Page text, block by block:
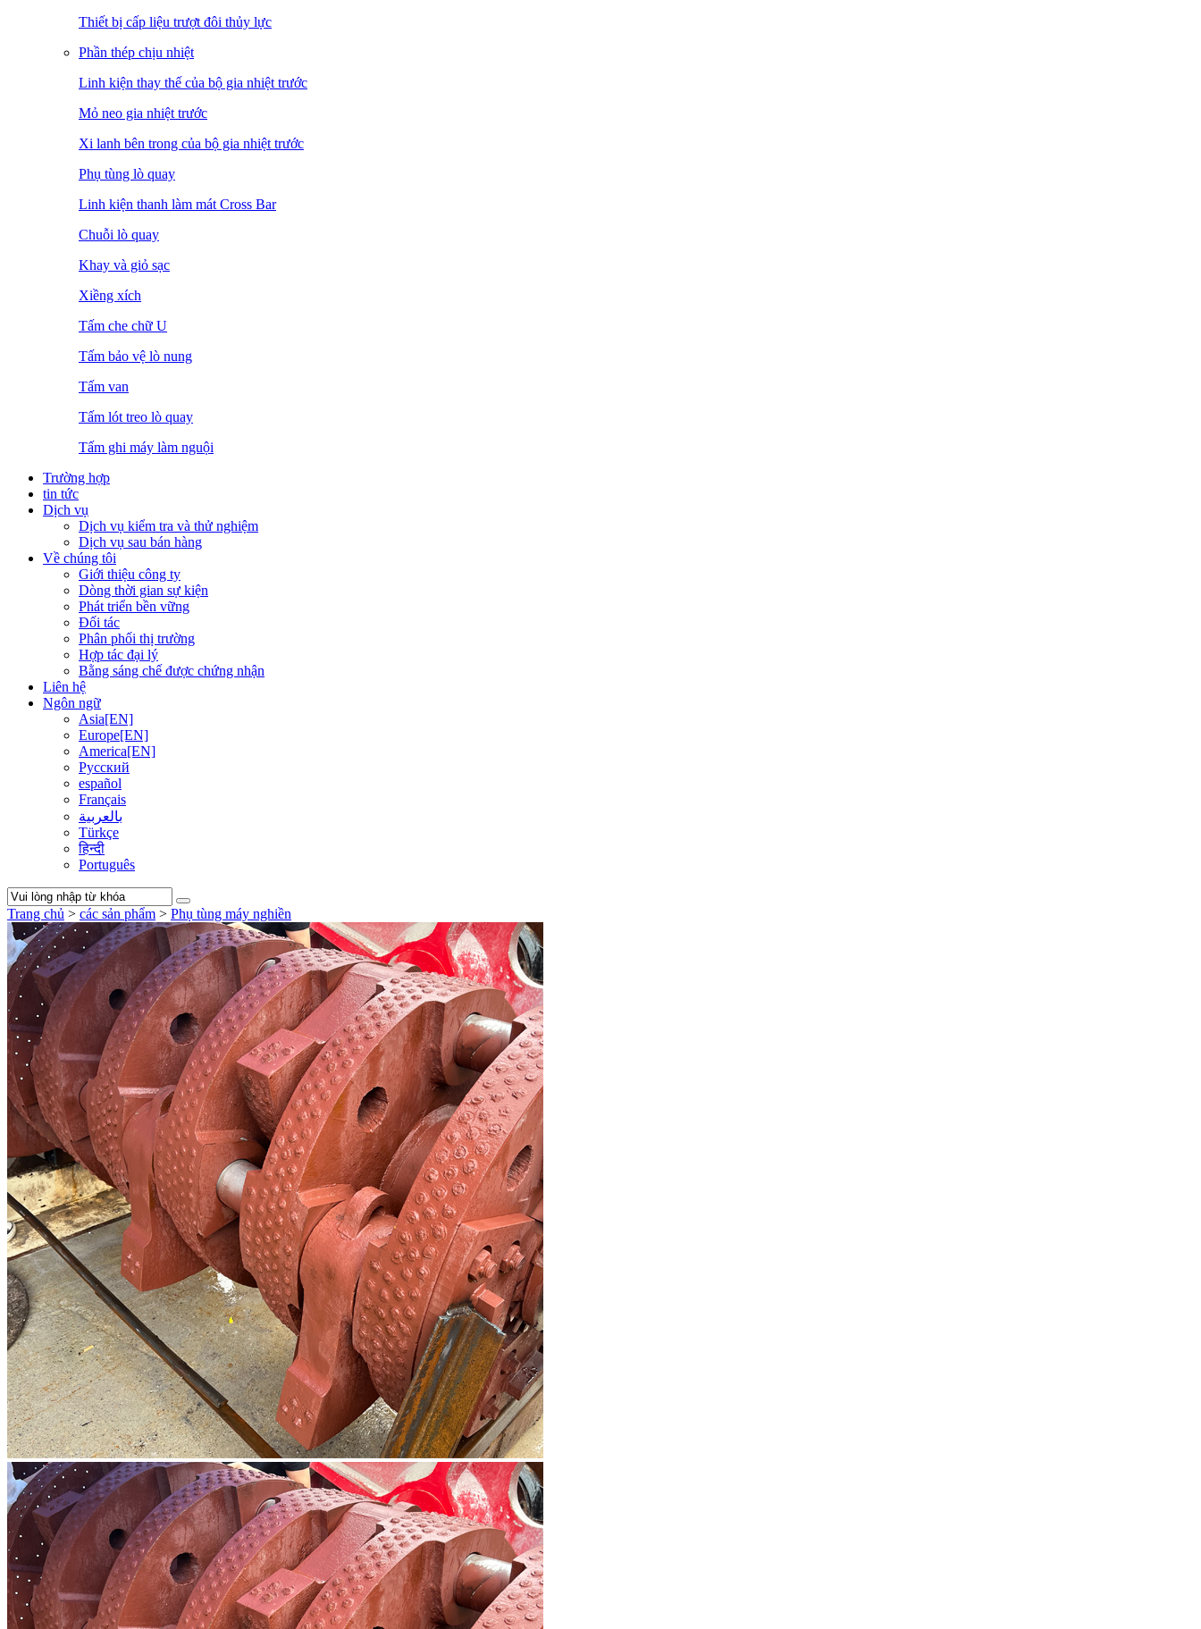
Thiết bị cấp liệu trượt đôi thủy lực
Phần thép chịu nhiệt
Linh kiện thay thế của bộ gia nhiệt trước
Mỏ neo gia nhiệt trước
Xi lanh bên trong của bộ gia nhiệt trước
Phụ tùng lò quay
Linh kiện thanh làm mát Cross Bar
Chuỗi lò quay
Khay và giỏ sạc
Xiềng xích
Tấm che chữ U
Tấm bảo vệ lò nung
Tấm van
Tấm lót treo lò quay
Tấm ghi máy làm nguội
Trường hợp
tin tức
Dịch vụ
Dịch vụ kiểm tra và thử nghiệm
Dịch vụ sau bán hàng
Về chúng tôi
Giới thiệu công ty
Dòng thời gian sự kiện
Phát triển bền vững
Đối tác
Phân phối thị trường
Hợp tác đại lý
Bằng sáng chế được chứng nhận
Liên hệ
Ngôn ngữ
Asia[EN]
Europe[EN]
America[EN]
Русский
español
Français
بالعربية
Türkçe
हिन्दी
Português
Trang chủ > các sản phẩm > Phụ tùng máy nghiền